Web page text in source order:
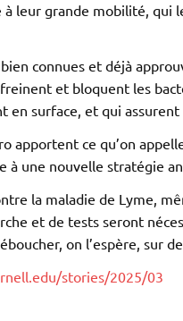
leur grande mobilité, qui
connues et déjà
et bloquent les
en surface, et qui
apportent ce qu’on
une nouvelle stratégie
la maladie de Lyme,
et de tests seront
on l’espère, sur
stories/2025/03